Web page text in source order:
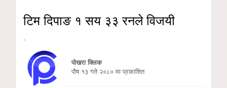
टिम दिपाङ १ सय ३३ रनले विजयी
-
पोखरा क्लिक
पौष १३ गते २०८० मा प्रकाशित